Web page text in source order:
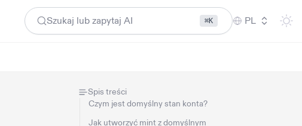
Szukaj lub zapytaj AI ⌘K PL
Spis treści
Czym jest domyślny stan konta?
Jak utworzyć mint z domyślnym